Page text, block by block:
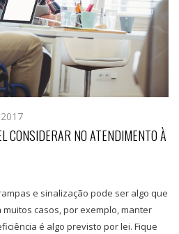
CONSIDERAR NO ATENDIMENTO À
e sinalização pode ser algo que
casos, por exemplo, manter
é algo previsto por lei. Fique